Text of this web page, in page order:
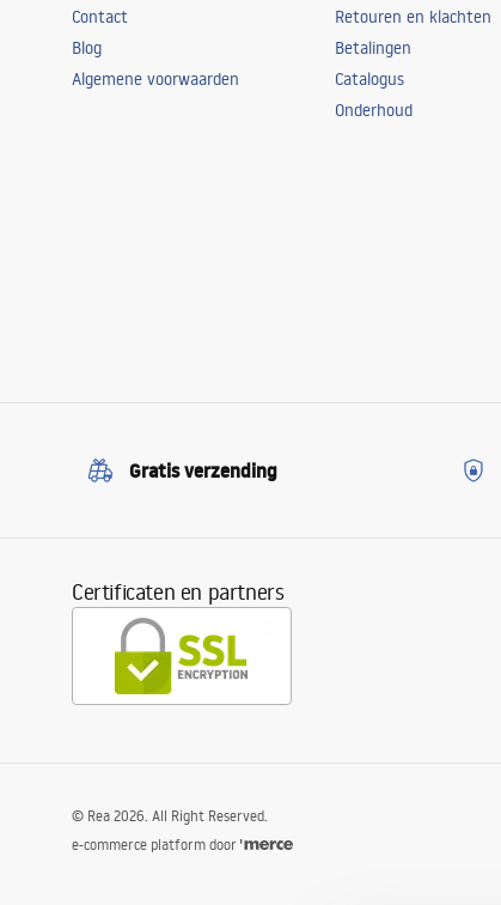
Contact
Blog
Algemene voorwaarden
Retouren en klachten
Betalingen
Catalogus
Onderhoud
Gratis verzending
Certificaten en partners
© Rea 2026. All Right Reserved.
e-commerce platform door